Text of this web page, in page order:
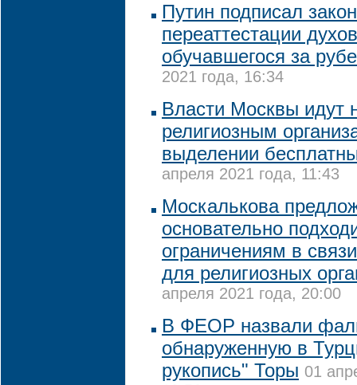
Путин подписал
переаттестации
обучавшегося за
2021 года, 16:34
Власти Москвы идут
религиозным
выделении
апреля 2021 года, 11:43
Москалькова
основательно
ограничениям в
для религиозных
апреля 2021 года, 20:00
В ФЕОР назвали
обнаруженную в
рукопись" Торы 01